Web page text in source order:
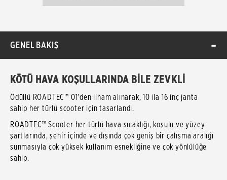
GENEL BAKIŞ
KÖTÜ HAVA KOŞULLARINDA BİLE ZEVKLİ
Ödüllü ROADTEC™ 01'den ilham alınarak, 10 ila 16 inç janta
sahip her türlü scooter için tasarlandı.
ROADTEC™ Scooter her türlü hava sıcaklığı, koşulu ve yüzey
şartlarında, şehir içinde ve dışında çok geniş bir çalışma aralığı
sunmasıyla çok yüksek kullanım esnekliğine ve çok yönlülüğe
sahip.